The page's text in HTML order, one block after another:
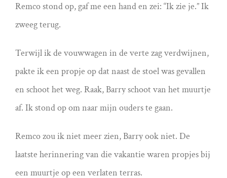
Remco stond op, gaf me een hand en zei: “Ik zie je.” Ik
zweeg terug.
Terwijl ik de vouwwagen in de verte zag verdwijnen,
pakte ik een propje op dat naast de stoel was gevallen
en schoot het weg. Raak, Barry schoot van het muurtje
af. Ik stond op om naar mijn ouders te gaan.
Remco zou ik niet meer zien, Barry ook niet. De
laatste herinnering van die vakantie waren propjes bij
een muurtje op een verlaten terras.